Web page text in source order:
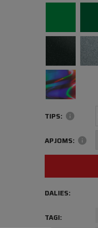
TIPS: info
APJOMS: info
DALIES:
TAGI: